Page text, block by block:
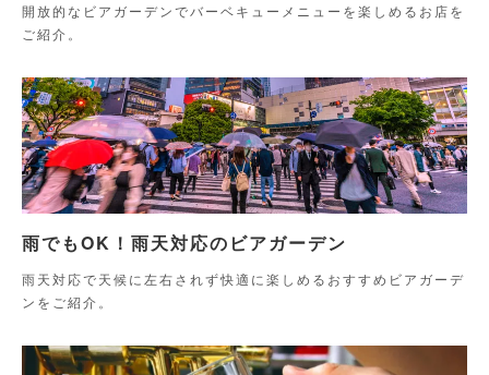
開放的なビアガーデンでバーベキューメニューを楽しめるお店を
ご紹介。
雨でもOK！雨天対応のビアガーデン
雨天対応で天候に左右されず快適に楽しめるおすすめビアガーデ
ンをご紹介。